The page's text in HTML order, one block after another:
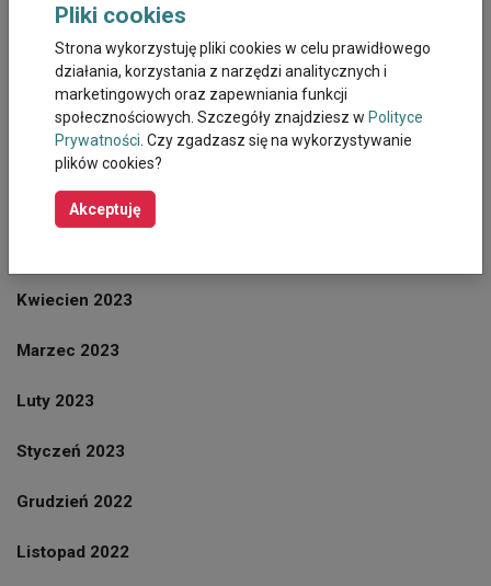
Wrzesień 2023
Sierpień 2023
Lipiec 2023
Czerwiec 2023
Kwiecien 2023
Marzec 2023
Luty 2023
Styczeń 2023
Grudzień 2022
Listopad 2022
Pliki cookies
Strona wykorzystuję pliki cookies w celu prawidłowego
działania, korzystania z narzędzi analitycznych i
marketingowych oraz zapewniania funkcji
społecznościowych. Szczegóły znajdziesz w Polityce
Prywatności. Czy zgadzasz się na wykorzystywanie
plików cookies?
Akceptuję